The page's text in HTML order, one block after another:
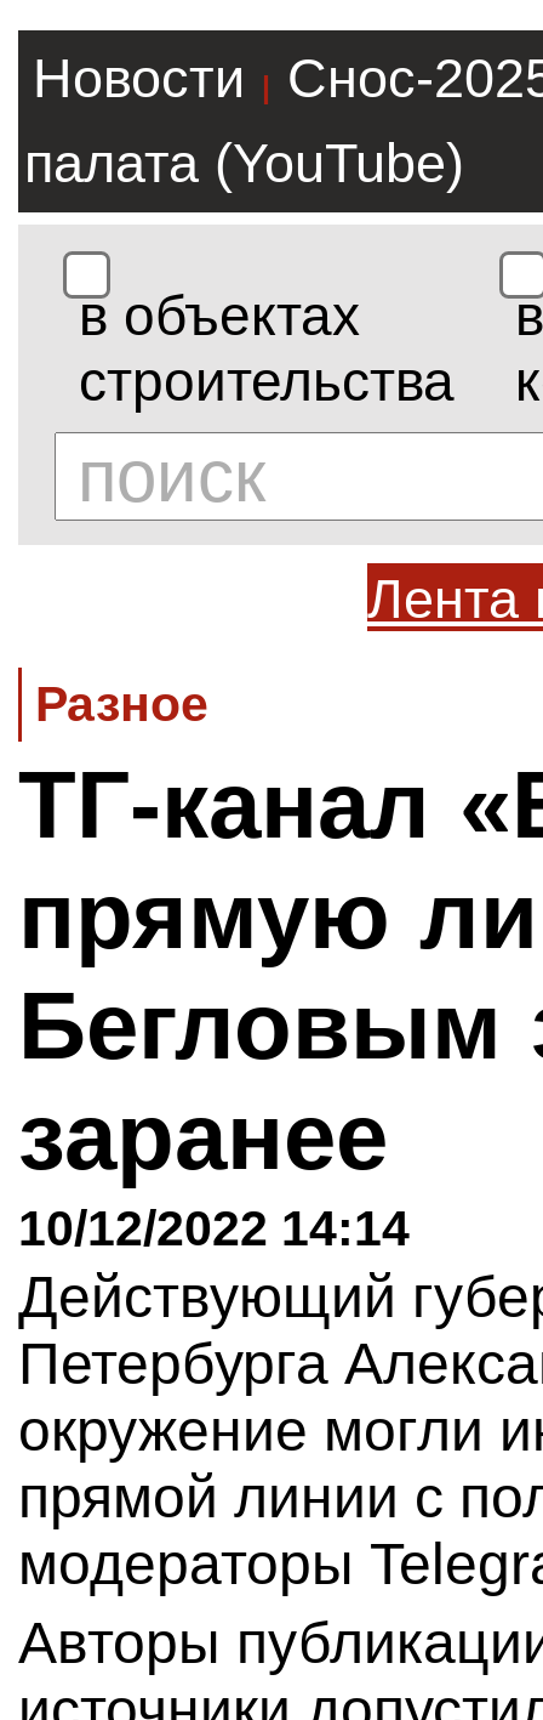
Новости |
Снос-
палата (YouTube)
в объектах
строительства
в
Лента
Разное
ТГ-канал
прямую
Бегловым
заранее
10/12/2022 14:14
Действующий
Петербурга
окружение могли
прямой линии с
модераторы
Авторы